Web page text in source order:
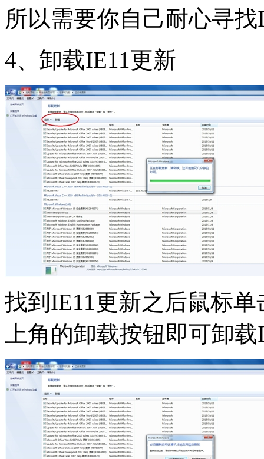
所以需要你自己耐心寻找
4、卸载IE11更新
找到IE11更新之后鼠标
上角的卸载按钮即可卸